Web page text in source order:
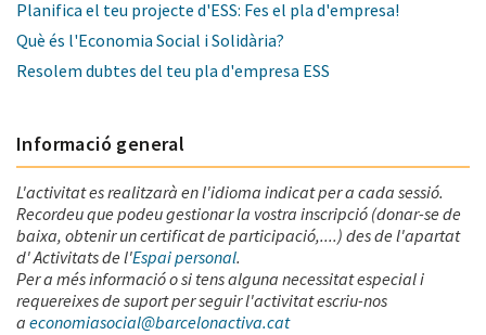
Planifica el teu projecte d'ESS: Fes el pla d'empresa!
Què és l'Economia Social i Solidària?
Resolem dubtes del teu pla d'empresa ESS
Informació general
L'activitat es realitzarà en l'idioma indicat per a cada sessió.
Recordeu que podeu gestionar la vostra inscripció (donar-se de
baixa, obtenir un certificat de participació,....) des de l'apartat
d' Activitats de l'Espai personal.
Per a més informació o si tens alguna necessitat especial i
requereixes de suport per seguir l'activitat escriu-nos
a economiasocial@barcelonactiva.cat